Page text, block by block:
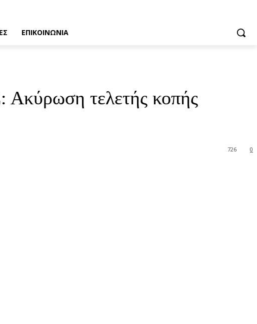
ΕΠΙΚΟΙΝΩΝΙΑ
τελετής κοπής
0
726